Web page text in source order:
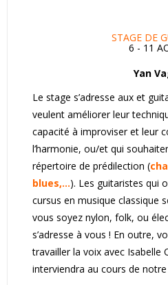
STAGE DE
6 - 11
Yan
Le stage s’adresse aux et
veulent améliorer leur
capacité à improviser et leur
l’harmonie, ou/et qui
répertoire de prédilection (
blues,...). Les guitaristes qui
cursus en musique classique
vous soyez nylon, folk, ou
s’adresse à vous ! En outre,
travailler la voix avec Isabelle
interviendra au cours de